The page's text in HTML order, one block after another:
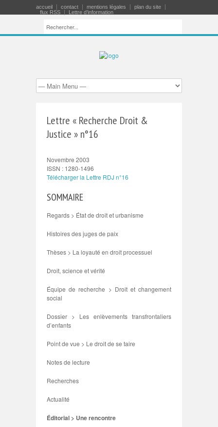
accueil contact mentions légales
plan du site
flux RSS
Lettre d’information
Lettre « Recherche Droit &
Justice » n°16
Novembre 2003
ISSN : 1280-1496
Télécharger la Lettre RDJ n°16
SOMMAIRE
Regards > État de droit et urbanisme
Histoires des juges de paix
Thèses > La loyauté en droit processuel
Droit, science et vérité
Équipe de recherche > Droit et changement
social
Dossier > Les enlèvements transfrontaliers
d’enfants
Point de vue > Le droit de se taire
Notes de lecture
Recherches
Actualité
Éditorial > Une rencontre